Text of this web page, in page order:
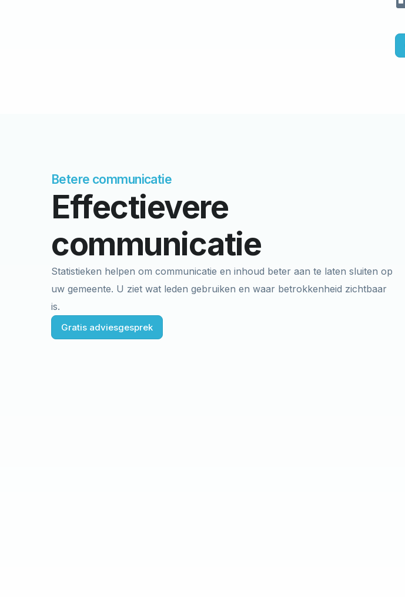
Betere communicatie
Effectievere
communicatie
Statistieken helpen om communicatie en inhoud beter aan te laten sluiten op
uw gemeente. U ziet wat leden gebruiken en waar betrokkenheid zichtbaar
is.
Gratis adviesgesprek